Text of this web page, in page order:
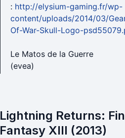
: http://elysium-gaming.fr/wp-
content/uploads/2014/03/
Of-War-Skull-Logo-
Le Matos de la Guerre
(evea)
Lightning Returns:
Fantasy XIII (2013)